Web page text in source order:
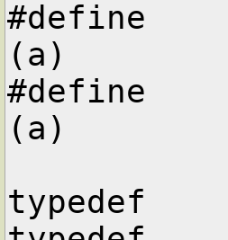
#define
(a)
#define
(a)
typedef